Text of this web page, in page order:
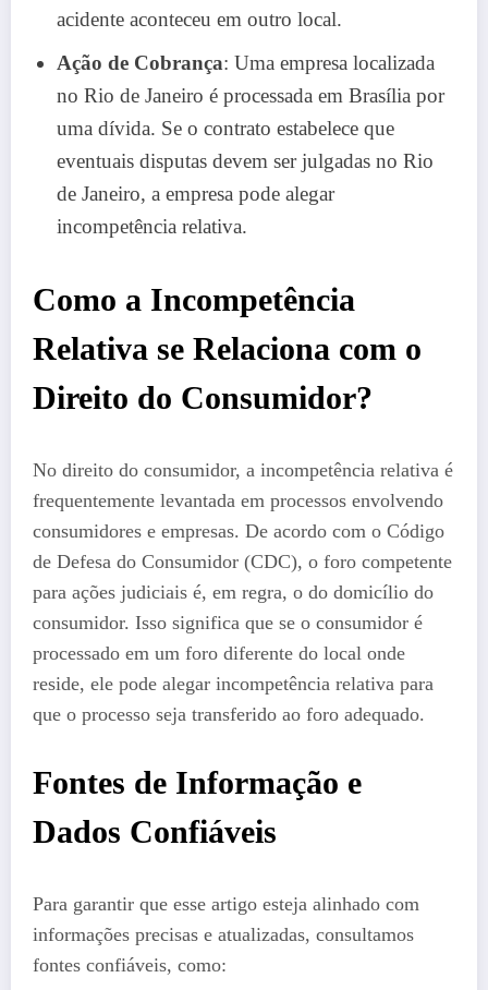
acidente aconteceu em outro local.
Ação de Cobrança: Uma empresa localizada
no Rio de Janeiro é processada em Brasília por
uma dívida. Se o contrato estabelece que
eventuais disputas devem ser julgadas no Rio
de Janeiro, a empresa pode alegar
incompetência relativa.
Como a Incompetência
Relativa se Relaciona com o
Direito do Consumidor?
No direito do consumidor, a incompetência relativa é
frequentemente levantada em processos envolvendo
consumidores e empresas. De acordo com o Código
de Defesa do Consumidor (CDC), o foro competente
para ações judiciais é, em regra, o do domicílio do
consumidor. Isso significa que se o consumidor é
processado em um foro diferente do local onde
reside, ele pode alegar incompetência relativa para
que o processo seja transferido ao foro adequado.
Fontes de Informação e
Dados Confiáveis
Para garantir que esse artigo esteja alinhado com
informações precisas e atualizadas, consultamos
fontes confiáveis, como: